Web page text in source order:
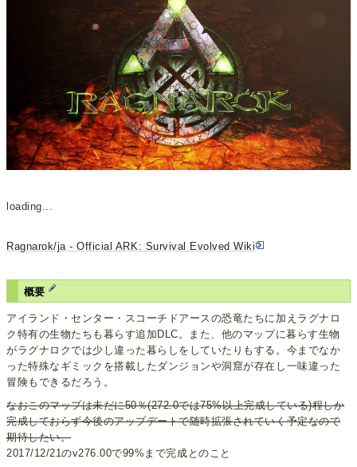
loading...
Ragnarok/ja - Official ARK: Survival Evolved Wiki
概要
アイランド・センター・スコーチドアースの恐竜たちに加えラグナロ
ク特有の生物たちも暮らす追加DLC。また、他のマップに暮らす生物
がラグナロクでは少し違った暮らしをしていたりもする。今までなか
った特殊なギミックを搭載したダンジョンや洞窟が存在し一味違った
冒険もできるだろう。
なおこのマップは未だに50％(272.0では75%以上完成している)程しか
完成しておらず今後のアップデートで随時拡張されていく予定なので
期待したい。
2017/12/21のv276.00で99%まで完成とのこと